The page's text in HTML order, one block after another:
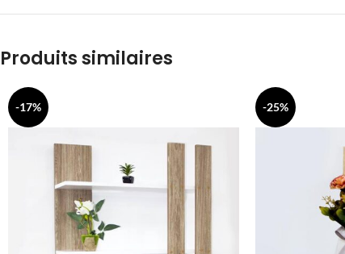
Produits similaires
-17% -25%